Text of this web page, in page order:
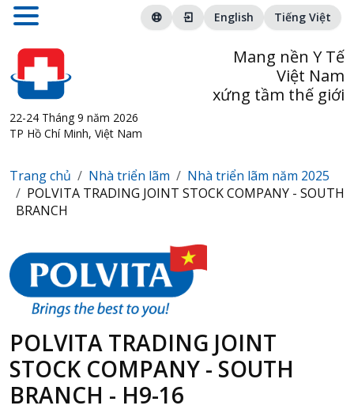
English Tiếng Việt
22-24 Tháng 9 năm 2026
TP Hồ Chí Minh, Việt Nam
Mang nền Y Tế
Việt Nam
xứng tầm thế giới
Trang chủ Nhà triển lãm
Nhà triển lãm năm 2025
POLVITA TRADING JOINT STOCK COMPANY - SOUTH
BRANCH
POLVITA TRADING JOINT
STOCK COMPANY - SOUTH
BRANCH - H9-16